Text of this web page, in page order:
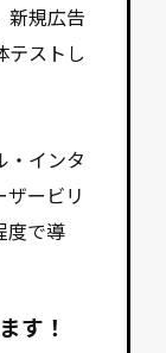
新規広告
テストし
・インタ
ービリ
度で導
す！